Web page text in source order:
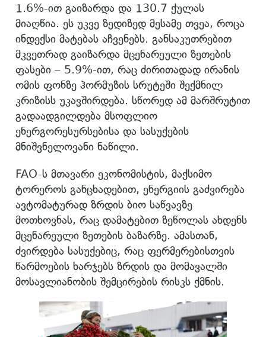
1.6%-ით გაიზარდა და 130.7 ქულას
მიაღწია. ეს უკვე ზედიზედ მესამე თვეა, როცა
ინდექსი მატებას აჩვენებს. განსაკუთრებით
მკვეთრად გაიზარდა მცენარეული ზეთების
ფასები – 5.9%-ით, რაც ძირითადად ირანის
ომის ფონზე ჰორმუზის სრუტეში შექმნილ
კრიზისს უკავშირდება. სწორედ ამ მარშრუტით
გადაადგილდება მსოფლიო
ენერგორესურსებისა და სასუქების
მნიშვნელოვანი ნაწილი.
FAO-ს მთავარი ეკონომისტის, მაქსიმო
ტორეროს განცხადებით, ენერგიის გაძვირება
ავტომატურად ზრდის ბიო საწვავზე
მოთხოვნას, რაც დამატებით ზეწოლას ახდენს
მცენარეული ზეთების ბაზარზე. ამასთან,
ძვირდება სასუქებიც, რაც ფერმერებისთვის
წარმოების ხარჯებს ზრდის და მომავალში
მოსავლიანობის შემცირების რისკს ქმნის.